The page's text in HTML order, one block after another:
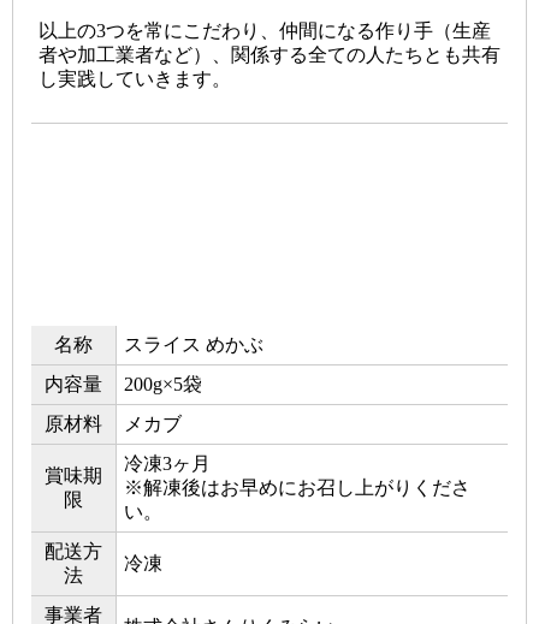
以上の3つを常にこだわり、仲間になる作り手（生産
者や加工業者など）、関係する全ての人たちとも共有
し実践していきます。
名称
スライス めかぶ
内容量
200g×5袋
原材料
メカブ
賞味期
限
冷凍3ヶ月
※解凍後はお早めにお召し上がりくださ
い。
配送方
法
冷凍
事業者